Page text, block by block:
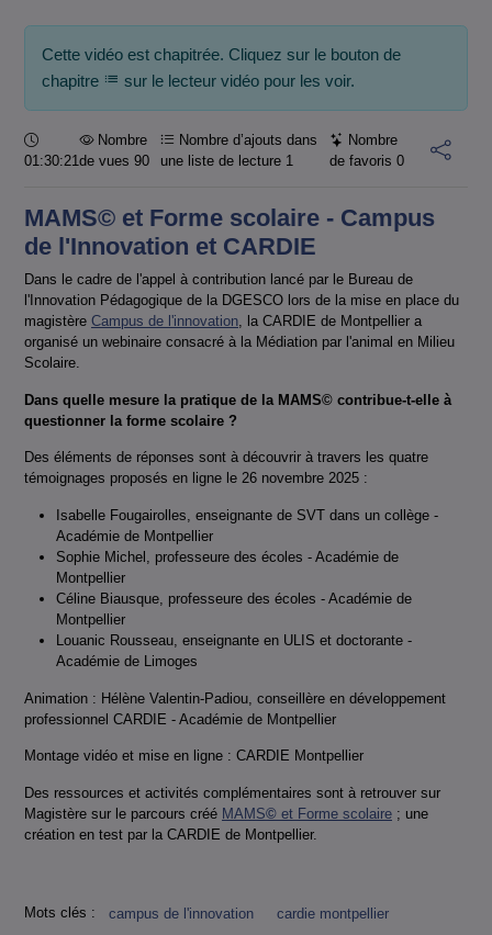
Cette vidéo est chapitrée. Cliquez sur le bouton de
chapitre
sur le lecteur vidéo pour les voir.
Durée :
01:30:21
Nombre
de vues 90
Nombre d’ajouts dans
une liste de lecture 1
Nombre
de favoris 0
MAMS© et Forme scolaire - Campus
de l'Innovation et CARDIE
Dans le cadre de l'appel à contribution lancé par le Bureau de
l'Innovation Pédagogique de la DGESCO lors de la mise en place du
magistère Campus de l'innovation , la CARDIE de Montpellier a
organisé un webinaire consacré à la Médiation par l'animal en Milieu
Scolaire.
Dans quelle mesure la pratique de la MAMS© contribue-t-elle à
questionner la forme scolaire ?
Des éléments de réponses sont à découvrir à travers les quatre
témoignages proposés en ligne le 26 novembre 2025 :
Isabelle Fougairolles, enseignante de SVT dans un collège -
Académie de Montpellier
Sophie Michel, professeure des écoles - Académie de
Montpellier
Céline Biausque, professeure des écoles - Académie de
Montpellier
Louanic Rousseau, enseignante en ULIS et doctorante -
Académie de Limoges
Animation : Hélène Valentin-Padiou, conseillère en développement
professionnel CARDIE - Académie de Montpellier
Montage vidéo et mise en ligne : CARDIE Montpellier
Des ressources et activités complémentaires sont à retrouver sur
Magistère sur le parcours créé MAMS© et Forme scolaire ; une
création en test par la CARDIE de Montpellier.
Mots clés : campus de l'innovation cardie montpellier